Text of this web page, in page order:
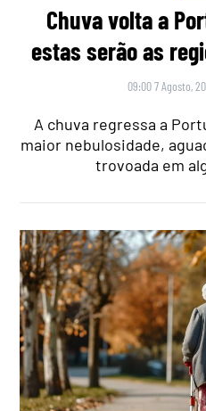
Chuva volta a
estas serão as
09:00 7 Agosto,
A chuva regressa a
maior nebulosidade,
trovoada em